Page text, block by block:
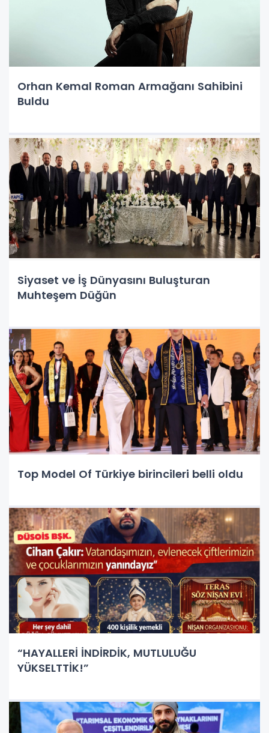
Orhan Kemal Roman Armağanı Sahibini
Buldu
Siyaset ve İş Dünyasını Buluşturan
Muhteşem Düğün
Top Model Of Türkiye birincileri belli oldu
“HAYALLERİ İNDİRDİK, MUTLULUĞU
YÜKSELTTİK!”